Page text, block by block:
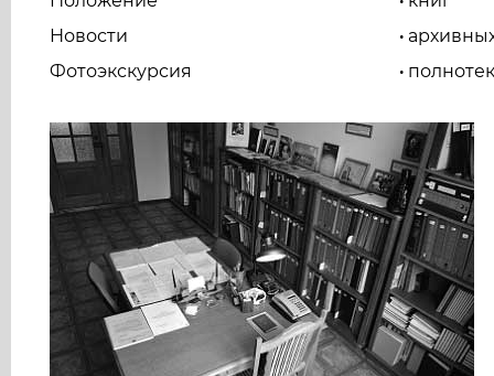
Новости
Фотоэкскурсия
•
•